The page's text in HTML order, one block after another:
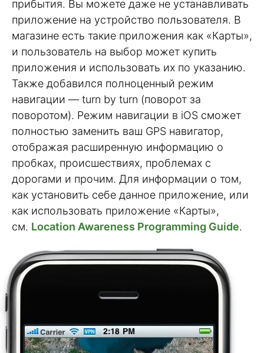
прибытия. Вы можете даже не устанавливать
приложение на устройство пользователя. В
магазине есть такие приложения как «Карты»,
и пользователь на выбор может купить
приложения и использовать их по указанию.
Также добавился полноценный режим
навигации — turn by turn (поворот за
поворотом). Режим навигации в iOS сможет
полностью заменить ваш GPS навигатор,
отображая расширенную информацию о
пробках, происшествиях, проблемах с
дорогами и прочим. Для информации о том,
как установить себе данное приложение, или
как использовать приложение «Карты»,
см. Location Awareness Programming Guide.